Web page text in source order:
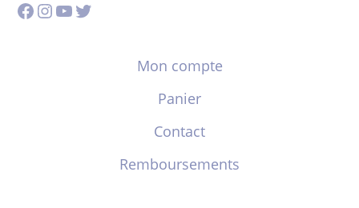
Facebook
Instagram
YouTube
Twitter
Mon compte
Panier
Contact
Remboursements